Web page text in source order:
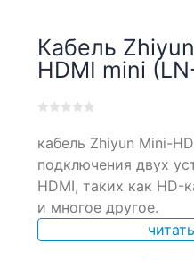
Кабель
HDMI mini
out
based
on
customer
ratings
кабель Zhiyun Mini-
подключения двух
HDMI, таких как
и многое другое.